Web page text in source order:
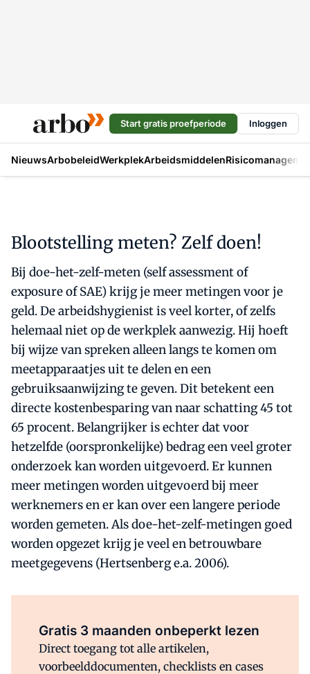
Start gratis proefperiode Inloggen
NieuwsArbobeleidWerkplekArbeidsmiddelen
Blootstelling meten? Zelf doen!
Bij doe-het-zelf-meten (self assessment of
exposure of SAE) krijg je meer metingen voor je
geld. De arbeidshygienist is veel korter, of zelfs
helemaal niet op de werkplek aanwezig. Hij hoeft
bij wijze van spreken alleen langs te komen om
meetapparaatjes uit te delen en een
gebruiksaanwijzing te geven. Dit betekent een
directe kostenbesparing van naar schatting 45 tot
65 procent. Belangrijker is echter dat voor
hetzelfde (oorspronkelijke) bedrag een veel groter
onderzoek kan worden uitgevoerd. Er kunnen
meer metingen worden uitgevoerd bij meer
werknemers en er kan over een langere periode
worden gemeten. Als doe-het-zelf-metingen goed
worden opgezet krijg je veel en betrouwbare
meetgegevens (Hertsenberg e.a. 2006).
Gratis 3 maanden onbeperkt lezen
Direct toegang tot alle artikelen,
voorbeelddocumenten, checklists en cases